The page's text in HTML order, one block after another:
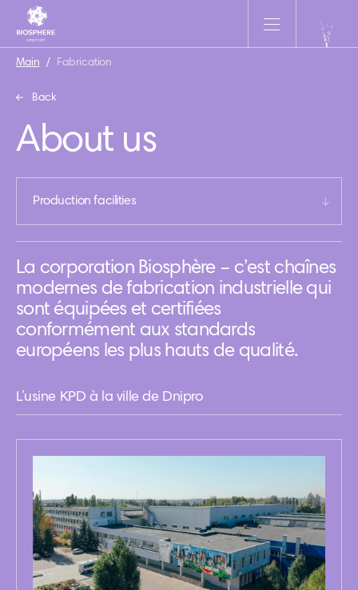
Main / Fabrication
Back
About us
Production facilities
La corporation Biosphère – c’est chaînes
modernes de fabrication industrielle qui
sont équipées et certifiées
conformément aux standards
européens les plus hauts de qualité.
L’usine KPD à la ville de Dnipro